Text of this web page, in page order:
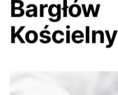
Bargłów
Kościelny